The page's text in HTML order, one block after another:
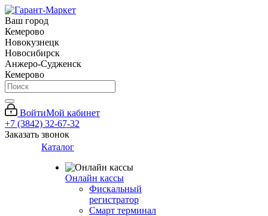
Ваш город
Кемерово
Новокузнецк
Новосибирск
Анжеро-Судженск
Кемерово
ВойтиМой кабинет
+7 (3842) 32-67-32
Заказать звонок
Каталог
Онлайн кассы
Фискальный
регистратор
Смарт терминал